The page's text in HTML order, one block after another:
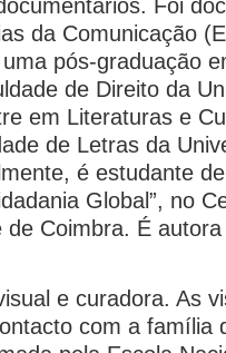
Foi
da Comunicação
pós-graduação
de Direito da
em Literaturas e
de Letras da
é estudante
Global”, no
de Coimbra. É
e curadora. As
com a família